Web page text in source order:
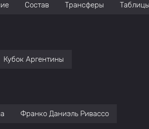
Состав Трансферы Таблицы
Кубок Аргентины
Франко Даниэль Ривассо